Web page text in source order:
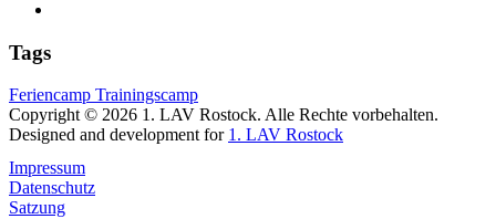
Tags
Feriencamp Trainingscamp
Copyright © 2026 1. LAV Rostock. Alle Rechte vorbehalten.
Designed and development for 1. LAV Rostock
Impressum
Datenschutz
Satzung